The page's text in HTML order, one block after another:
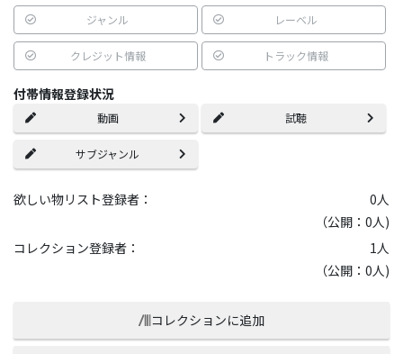
ジャンル レーベル
クレジット情報 トラック情報
付帯情報登録状況
動画 試聴
サブジャンル
欲しい物リスト登録者： 0人
（公開：0人)
コレクション登録者：
1人
（公開：0人)
コレクションに追加